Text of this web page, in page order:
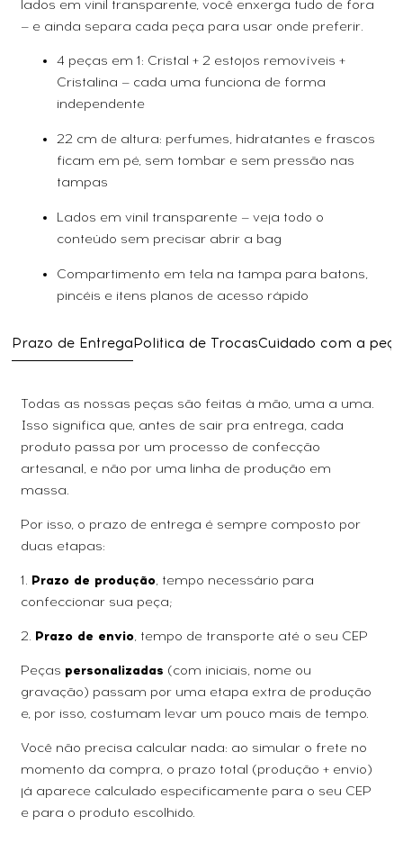
lados em vinil transparente, você enxerga tudo de fora
— e ainda separa cada peça para usar onde preferir.
4 peças em 1: Cristal + 2 estojos removíveis +
Cristalina — cada uma funciona de forma
independente
22 cm de altura: perfumes, hidratantes e frascos
ficam em pé, sem tombar e sem pressão nas
tampas
Lados em vinil transparente — veja todo o
conteúdo sem precisar abrir a bag
Compartimento em tela na tampa para batons,
pincéis e itens planos de acesso rápido
Prazo de EntregaPolitica de TrocasCuidado com a
Todas as nossas peças são feitas à mão, uma a uma.
Isso significa que, antes de sair pra entrega, cada
produto passa por um processo de confecção
artesanal, e não por uma linha de produção em
massa.
Por isso, o prazo de entrega é sempre composto por
duas etapas:
1. Prazo de produção, tempo necessário para
confeccionar sua peça;
2. Prazo de envio, tempo de transporte até o seu CEP
Peças personalizadas (com iniciais, nome ou
gravação) passam por uma etapa extra de produção
e, por isso, costumam levar um pouco mais de tempo.
Você não precisa calcular nada: ao simular o frete no
momento da compra, o prazo total (produção + envio)
já aparece calculado especificamente para o seu CEP
e para o produto escolhido.